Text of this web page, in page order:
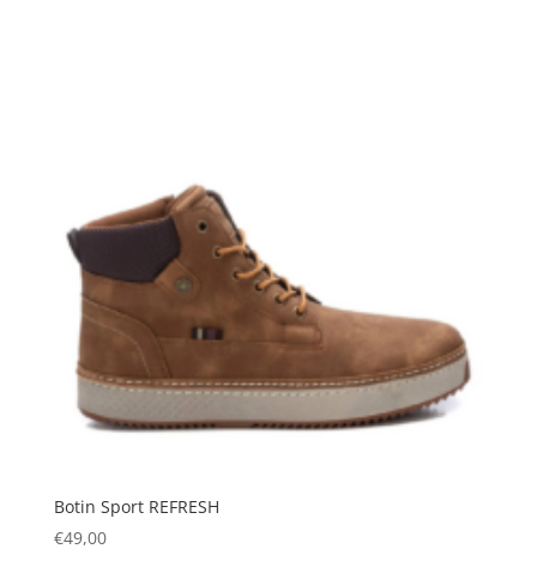
Botin Sport REFRESH
€49,00